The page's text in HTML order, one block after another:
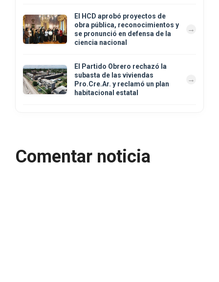
El HCD aprobó proyectos de
obra pública, reconocimientos y
se pronunció en defensa de la
ciencia nacional
El Partido Obrero rechazó la
subasta de las viviendas
Pro.Cre.Ar. y reclamó un plan
habitacional estatal
Comentar noticia